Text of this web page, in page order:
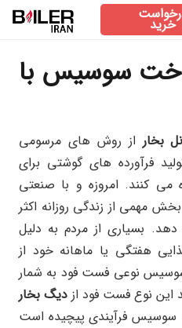
خرید
سوسیس با
بخاراز روش های مرسومی
فرآورده های گوشتی برای
می کنند. امروزه و با صنعتی
مهمی از زندگی روزانه اکثر
بسیاری از مردم به دلیل
هفتگی یا ماهانه خود از
نوعی فست فود به شمار
این نوع فست فود از دیگ بخار
سوسیس فرآیندی پیچیده است